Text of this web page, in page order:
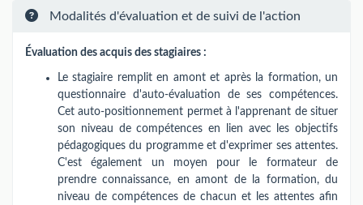
Modalités d'évaluation et de suivi de l'action
Évaluation des acquis des stagiaires :
Le stagiaire remplit en amont et après la formation, un
questionnaire d'auto-évaluation de ses compétences.
Cet auto-positionnement permet à l'apprenant de situer
son niveau de compétences en lien avec les objectifs
pédagogiques du programme et d'exprimer ses attentes.
C'est également un moyen pour le formateur de
prendre connaissance, en amont de la formation, du
niveau de compétences de chacun et les attentes afin